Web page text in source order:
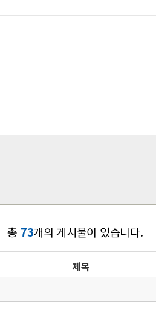
총 73개의 게시물이 있습니다.
제목